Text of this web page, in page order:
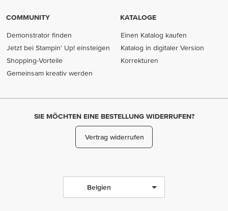
COMMUNITY
Demonstrator finden
Jetzt bei Stampin' Up! einsteigen
Shopping-Vorteile
Gemeinsam kreativ werden
KATALOGE
Einen Katalog kaufen
Katalog in digitaler Version
Korrekturen
SIE MÖCHTEN EINE BESTELLUNG WIDERRUFEN?
Vertrag widerrufen
Belgien